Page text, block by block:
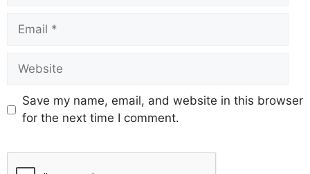
Save my name, email, and website in this browser
for the next time I comment.